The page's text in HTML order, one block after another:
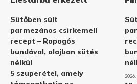
Sütőben sült
parmezános csirkemell
recept – Ropogós
bundával, olajban sütés
nélkül
5 szuperétel, amely